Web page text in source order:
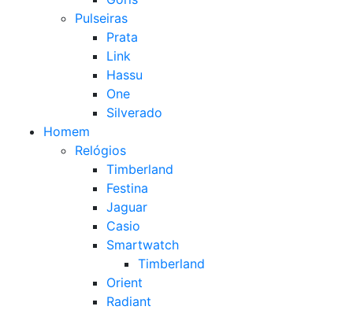
Pulseiras
Prata
Link
Hassu
One
Silverado
Homem
Relógios
Timberland
Festina
Jaguar
Casio
Smartwatch
Timberland
Orient
Radiant